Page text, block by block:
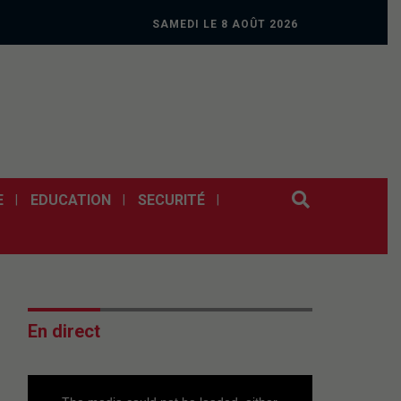
SAMEDI LE 8 AOÛT 2026
EDUCATION SECURITÉ
En direct